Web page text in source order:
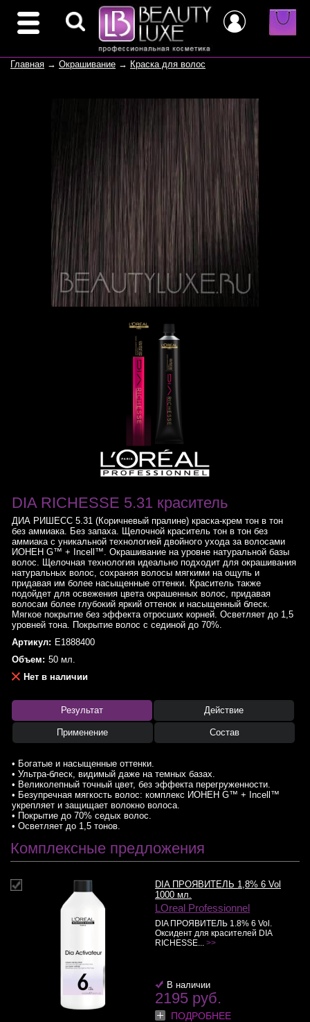
Главная → Окрашивание → Краска для волос
DIA RICHESSE 5.31 краситель
ДИА РИШЕСС 5.31 (Коричневый пралине) краска-крем тон в тон
без аммиака. Без запаха. Щелочной краситель тон в тон без
аммиака с уникальной технологией двойного ухода за волосами
ИОНЕН G™ + Incell™. Окрашивание на уровне натуральной базы
волос. Щелочная технология идеально подходит для окрашивания
натуральных волос, сохраняя волосы мягкими на ощупь и
придавая им более насыщенные оттенки. Краситель также
подойдет для освежения цвета окрашенных волос, придавая
волосам более глубокий яркий оттенок и насыщенный блеск.
Мягкое покрытие без эффекта отросших корней. Осветляет до 1,5
уровней тона. Покрытие волос с сединой до 70%.
Артикул: E1888400
Объем: 50 мл.
Нет в наличии
Результат Действие
Применение Состав
• Богатые и насыщенные оттенки.
• Ультра-блеск, видимый даже на темных базах.
• Великолепный точный цвет, без эффекта перегруженности.
• Безупречная мягкость волос: комплекс ИОНЕН G™ + Incell™
укрепляет и защищает волокно волоса.
• Покрытие до 70% седых волос.
• Осветляет до 1,5 тонов.
Комплексные предложения
DIA ПРОЯВИТЕЛЬ 1,8% 6 Vol
1000 мл.
LOreal Professionnel
DIA ПРОЯВИТЕЛЬ 1.8% 6 Vol.
Оксидент для красителей DIA
RICHESSE... >>
В наличии
2195 руб.
ПОДРОБНЕЕ